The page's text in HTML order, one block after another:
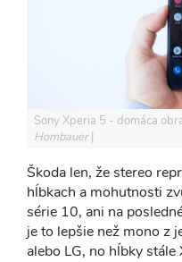
Sony Xperia 5 - domáca
Hombauer
Škoda len, že stereo
hĺbkach a mohutnosti
série 10, ani na
je to lepšie než mono z
alebo LG, no hĺbky